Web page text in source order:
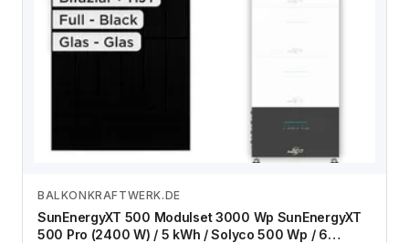
Zum Angebot
BALKONKRAFTWERK.DE
SunEnergyXT 500 Modulset 3000 Wp SunEnergyXT
500 Pro (2400 W) / 5 kWh / Solyco 500 Wp / 6